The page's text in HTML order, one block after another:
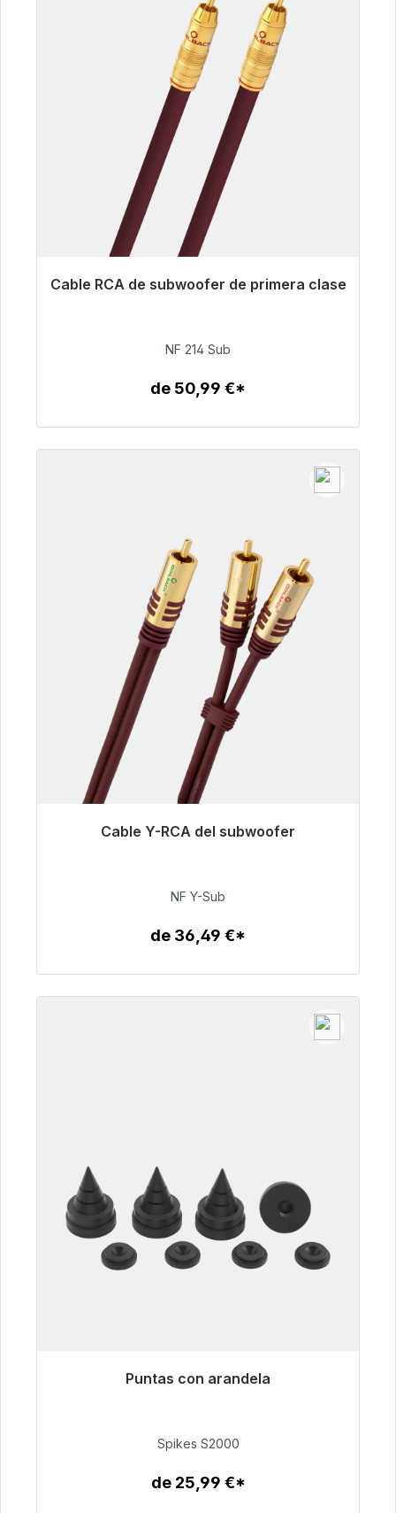
Cable RCA de subwoofer de primera clase
Listo para envío inmediato, plazo de entrega
94,00 €
NF 214 Sub
de 50,99 €*
Cable Y-RCA del subwoofer
Listo para envío inmediato, plazo de entrega
50,99 €
NF Y-Sub
de 36,49 €*
Puntas con arandela
Listo para envío inmediato, plazo de entrega
51,49 €
Spikes S2000
de 25,99 €*